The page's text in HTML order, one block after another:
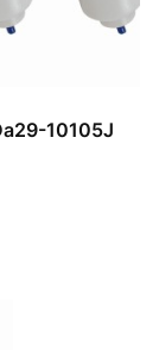
10105J